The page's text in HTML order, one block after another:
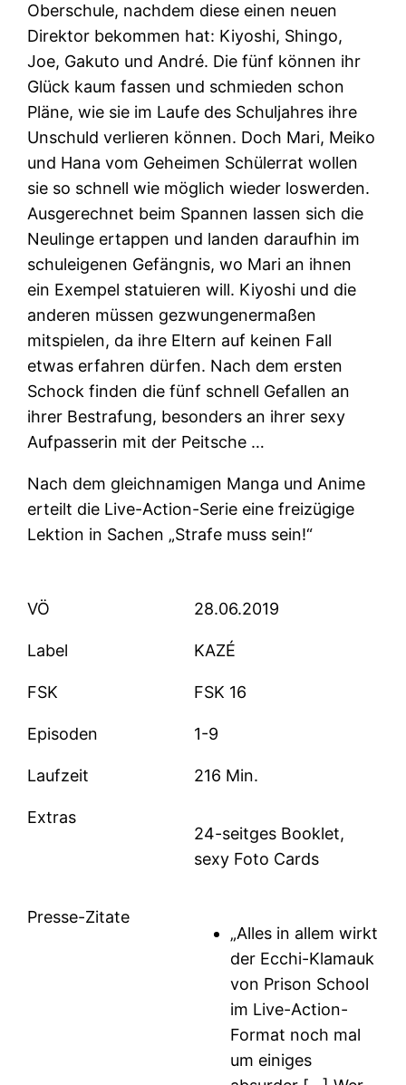
Oberschule, nachdem diese einen neuen
Direktor bekommen hat: Kiyoshi, Shingo,
Joe, Gakuto und André. Die fünf können ihr
Glück kaum fassen und schmieden schon
Pläne, wie sie im Laufe des Schuljahres ihre
Unschuld verlieren können. Doch Mari, Meiko
und Hana vom Geheimen Schülerrat wollen
sie so schnell wie möglich wieder loswerden.
Ausgerechnet beim Spannen lassen sich die
Neulinge ertappen und landen daraufhin im
schuleigenen Gefängnis, wo Mari an ihnen
ein Exempel statuieren will. Kiyoshi und die
anderen müssen gezwungenermaßen
mitspielen, da ihre Eltern auf keinen Fall
etwas erfahren dürfen. Nach dem ersten
Schock finden die fünf schnell Gefallen an
ihrer Bestrafung, besonders an ihrer sexy
Aufpasserin mit der Peitsche …
Nach dem gleichnamigen Manga und Anime
erteilt die Live-Action-Serie eine freizügige
Lektion in Sachen „Strafe muss sein!“
VÖ 28.06.2019
Label KAZÉ
FSK FSK 16
Episoden 1-9
Laufzeit 216 Min.
Extras
24-seitges Booklet,
sexy Foto Cards
Presse-Zitate
„Alles in allem wirkt
der Ecchi-Klamauk
von Prison School
im Live-Action-
Format noch mal
um einiges